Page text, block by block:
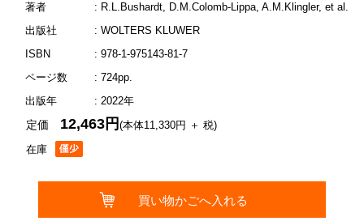
著者
: R.L.Bushardt, D.M.Colomb-Lippa, A.M.Klingler, et al.
出版社
: WOLTERS KLUWER
ISBN
: 978-1-975143-81-7
ページ数
: 724pp.
出版年
: 2022年
在庫
定価 12,463円(本体11,330円 ＋ 税)